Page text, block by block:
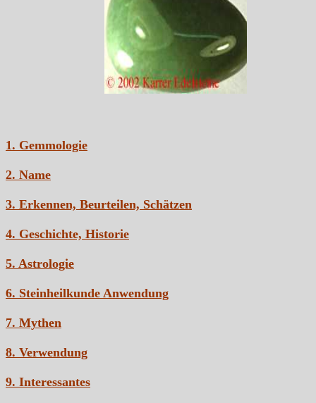
1. Gemmologie
2. Name
3. Erkennen, Beurteilen, Schätzen
4. Geschichte, Historie
5. Astrologie
6. Steinheilkunde Anwendung
7. Mythen
8. Verwendung
9. Interessantes